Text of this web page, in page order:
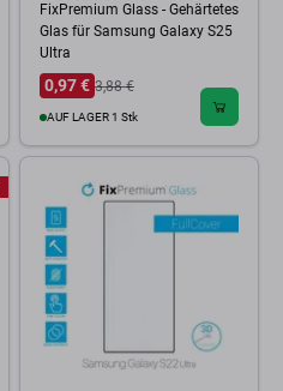
FixPremium Glass - Gehärtetes
Glas für Samsung Galaxy S25
Ultra
0,97 € 3,88 €
AUF LAGER 1 Stk